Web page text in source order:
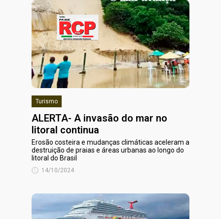
Turismo
ALERTA- A invasão do mar no
litoral continua
Erosão costeira e mudanças climáticas aceleram a
destruição de praias e áreas urbanas ao longo do
litoral do Brasil
14/10/2024